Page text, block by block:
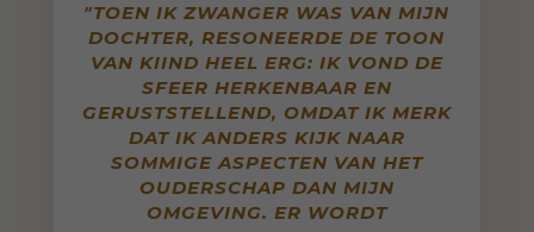
"TOEN IK ZWANGER WAS VAN MIJN
DOCHTER, RESONEERDE DE TOON
VAN KIIND HEEL ERG: IK VOND DE
SFEER HERKENBAAR EN
GERUSTSTELLEND, OMDAT IK MERK
DAT IK ANDERS KIJK NAAR
SOMMIGE ASPECTEN VAN HET
OUDERSCHAP DAN MIJN
OMGEVING. ER WORDT